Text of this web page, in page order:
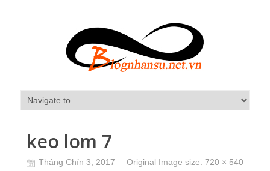
keo lom 7
Tháng Chín 3, 2017 Original Image size: 720 × 540